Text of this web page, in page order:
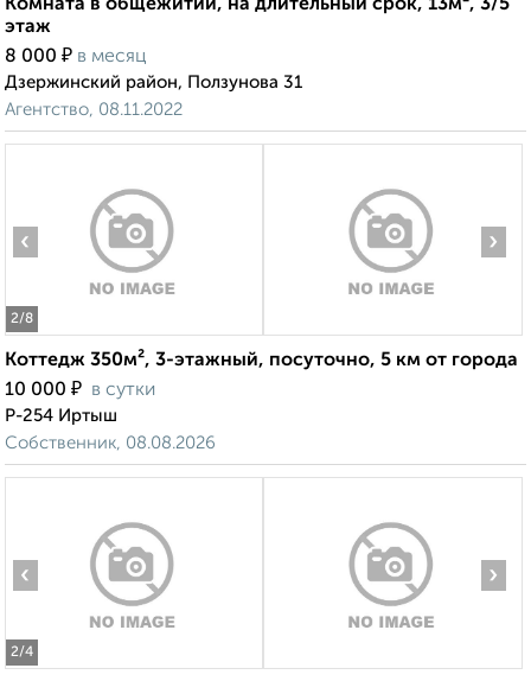
Комната в общежитии, на длительный срок, 13м², 3/5
этаж
8 000 ₽ в месяц
Дзержинский район, Ползунова 31
Агентство, 08.11.2022
2/8
‹ ›
Коттедж 350м², 3-этажный, посуточно, 5 км от города
10 000 ₽ в сутки
Р-254 Иртыш
Собственник, 08.08.2026
2/4
‹ ›